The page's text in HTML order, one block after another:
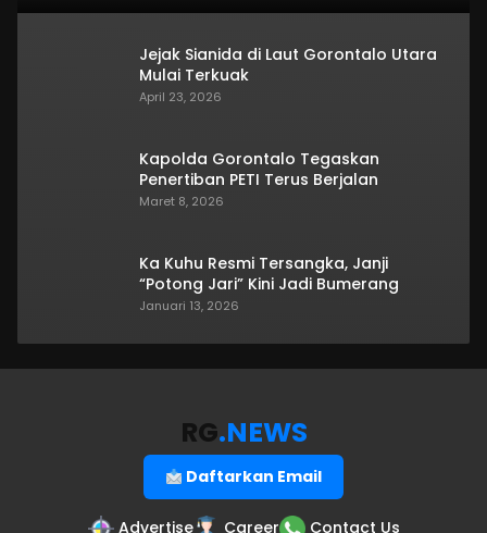
Jejak Sianida di Laut Gorontalo Utara
Mulai Terkuak
April 23, 2026
Kapolda Gorontalo Tegaskan
Penertiban PETI Terus Berjalan
Maret 8, 2026
Ka Kuhu Resmi Tersangka, Janji
“Potong Jari” Kini Jadi Bumerang
Januari 13, 2026
RG.NEWS
Daftarkan Email
Advertise Career Contact Us